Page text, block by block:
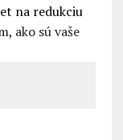
na redukciu
ako sú vaše